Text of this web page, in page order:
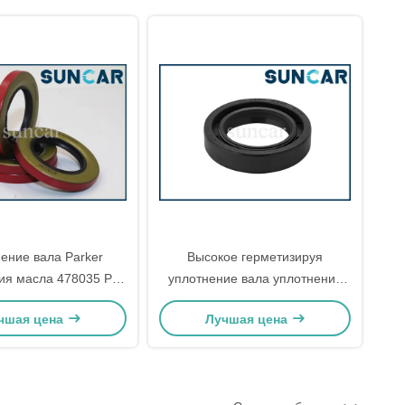
вала Parker
масла 478035 PA
мотора серии TG
цена
Высокое герметизируя
уплотнение вала уплотнения
масла NBR DC представления
81808572 материальное
Лучшая цена